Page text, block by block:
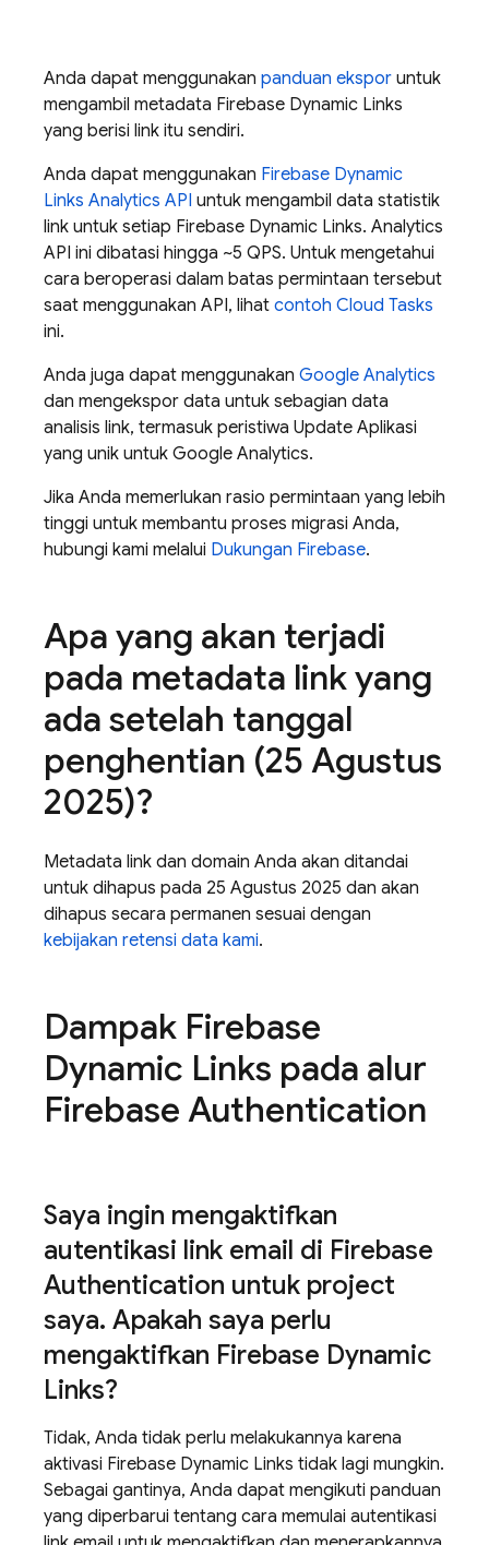
Anda dapat menggunakan panduan ekspor untuk
mengambil metadata Firebase Dynamic Links
yang berisi link itu sendiri.
Anda dapat menggunakan Firebase Dynamic
Links Analytics API untuk mengambil data statistik
link untuk setiap Firebase Dynamic Links. Analytics
API ini dibatasi hingga ~5 QPS. Untuk mengetahui
cara beroperasi dalam batas permintaan tersebut
saat menggunakan API, lihat contoh Cloud Tasks
ini.
Anda juga dapat menggunakan Google Analytics
dan mengekspor data untuk sebagian data
analisis link, termasuk peristiwa Update Aplikasi
yang unik untuk Google Analytics.
Jika Anda memerlukan rasio permintaan yang lebih
tinggi untuk membantu proses migrasi Anda,
hubungi kami melalui Dukungan Firebase.
Apa yang akan terjadi
pada metadata link yang
ada setelah tanggal
penghentian (25 Agustus
2025)?
Metadata link dan domain Anda akan ditandai
untuk dihapus pada 25 Agustus 2025 dan akan
dihapus secara permanen sesuai dengan
kebijakan retensi data kami.
Dampak Firebase
Dynamic Links pada alur
Firebase Authentication
Saya ingin mengaktifkan
autentikasi link email di Firebase
Authentication untuk project
saya. Apakah saya perlu
mengaktifkan Firebase Dynamic
Links?
Tidak, Anda tidak perlu melakukannya karena
aktivasi Firebase Dynamic Links tidak lagi mungkin.
Sebagai gantinya, Anda dapat mengikuti panduan
yang diperbarui tentang cara memulai autentikasi